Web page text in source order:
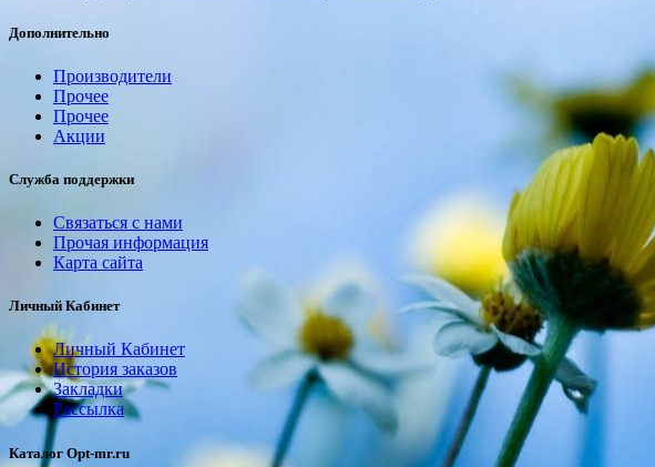
Дополнительно
Производители
Прочее
Прочее
Акции
Служба поддержки
Связаться с нами
Прочая информация
Карта сайта
Личный Кабинет
Личный Кабинет
История заказов
Закладки
Рассылка
Каталог Opt-mr.ru